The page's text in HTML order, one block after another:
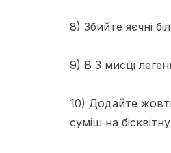
8) Збийте яєчні
9) В 3 мисці
10) Додайте
суміш на